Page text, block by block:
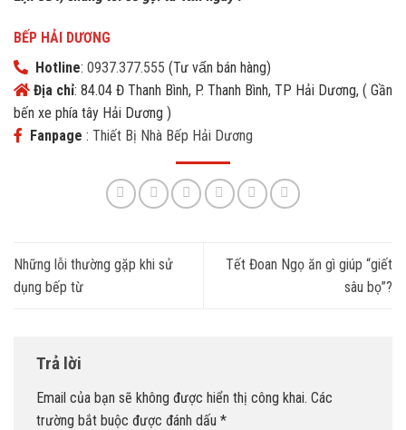
BẾP HẢI DƯƠNG
Hotline: 0937.377.555 (Tư vấn bán hàng)
Địa chỉ: 84.04 Đ Thanh Bình, P. Thanh Bình, TP Hải Dương, ( Gần
bến xe phía tây Hải Dương )
Fanpage : Thiết Bị Nhà Bếp Hải Dương
Những lỗi thường gặp khi sử
dụng bếp từ
Tết Đoan Ngọ ăn gì giúp “giết
sâu bọ”?
Trả lời
Email của bạn sẽ không được hiển thị công khai. Các
trường bắt buộc được đánh dấu *